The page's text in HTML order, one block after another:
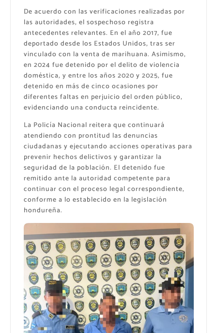
De acuerdo con las verificaciones realizadas por
las autoridades, el sospechoso registra
antecedentes relevantes. En el año 2017, fue
deportado desde los Estados Unidos, tras ser
vinculado con la venta de marihuana. Asimismo,
en 2024 fue detenido por el delito de violencia
doméstica, y entre los años 2020 y 2025, fue
detenido en más de cinco ocasiones por
diferentes faltas en perjuicio del orden público,
evidenciando una conducta reincidente.
La Policía Nacional reitera que continuará
atendiendo con prontitud las denuncias
ciudadanas y ejecutando acciones operativas para
prevenir hechos delictivos y garantizar la
seguridad de la población. El detenido fue
remitido ante la autoridad competente para
continuar con el proceso legal correspondiente,
conforme a lo establecido en la legislación
hondureña.